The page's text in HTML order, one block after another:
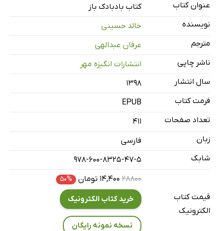
عنوان کتاب
کتاب بادبادک باز
نویسنده
خالد حسینی
مترجم
عرفان عبدالهی
ناشر چاپی
انتشارات انگیزه مهر
سال انتشار
۱۳۹۸
فرمت کتاب
EPUB
تعداد صفحات
411
زبان
فارسی
شابک
978-600-8325-47-5
قیمت کتاب
الکترونیک
۲۸۸۰۰ ۱۴,۴۰۰ تومان ۵۰%
خرید کتاب الکترونیک
نسخه نمونه رایگان